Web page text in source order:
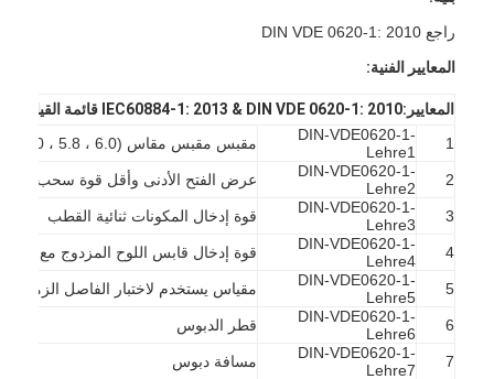
راجع DIN VDE 0620-1: 2010
المعايير الفنية:
المعايير :IEC60884-1: 2013 & DIN VDE 0620-1: 2010 قائمة القياس
1
DIN-VDE0620-1-
Lehre1
مقبس مقبس مقاس R (5.0 ، 5.8 ، 6.0)
2
DIN-VDE0620-1-
Lehre2
عرض الفتح الأدنى وأقل قوة سحب
3
DIN-VDE0620-1-
Lehre3
قوة إدخال المكونات ثنائية القطب
4
DIN-VDE0620-1-
Lehre4
قوة إدخال قابس اللوح المزدوج مع
5
DIN-VDE0620-1-
Lehre5
مقياس يستخدم لاختبار الفاصل الزمني
6
DIN-VDE0620-1-
Lehre6
قطر الدبوس
7
DIN-VDE0620-1-
Lehre7
مسافة دبوس